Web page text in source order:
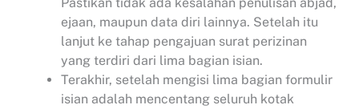
ejaan, maupun data diri lainnya. Setelah itu
lanjut ke tahap pengajuan surat perizinan
yang terdiri dari lima bagian isian.
Terakhir, setelah mengisi lima bagian formulir
isian adalah mencentang seluruh kotak